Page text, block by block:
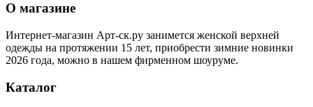
О магазине
Интернет-магазин Арт-ск.ру занимется женской верхней
одежды на протяжении 15 лет, приобрести зимние новинки
2026 года, можно в нашем фирменном шоуруме.
Каталог